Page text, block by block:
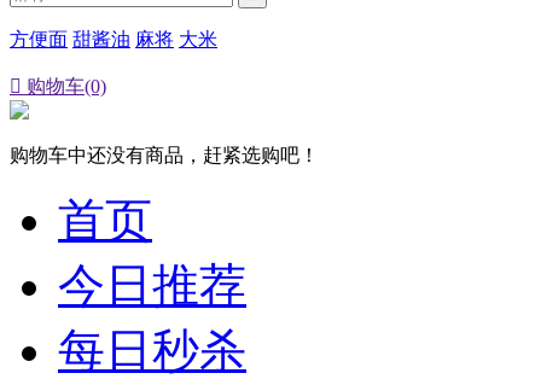
方便面 甜酱油 麻将 大米
 购物车(0)
购物车中还没有商品，赶紧选购吧！
首页
今日推荐
每日秒杀